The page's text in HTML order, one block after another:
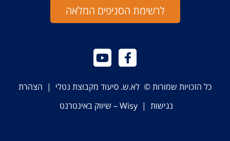
לרשימת הסניפים המלאה
כל הזכויות שמורות © לא.ש. סיעוד מקבוצת נטלי | הצהרת
נגישות |Wisy – שיווק באינטרנט